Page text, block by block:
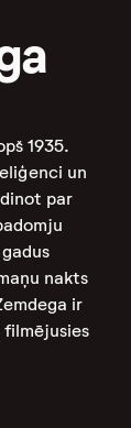
1935.
un
par
nakts
ir